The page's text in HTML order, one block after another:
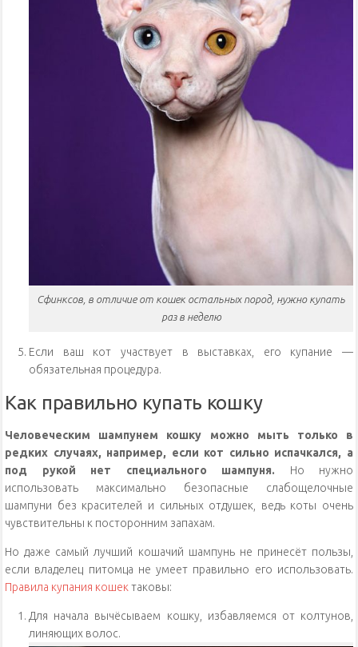
Сфинксов, в отличие от кошек остальных пород, нужно купать
раз в неделю
Если ваш кот участвует в выставках, его купание —
обязательная процедура.
Как правильно купать кошку
Человеческим шампунем кошку можно мыть только в
редких случаях, например, если кот сильно испачкался, а
под рукой нет специального шампуня. Но нужно
использовать максимально безопасные слабощелочные
шампуни без красителей и сильных отдушек, ведь коты очень
чувствительны к посторонним запахам.
Но даже самый лучший кошачий шампунь не принесёт пользы,
если владелец питомца не умеет правильно его использовать.
Правила купания кошек таковы:
Для начала вычёсываем кошку, избавляемся от колтунов,
линяющих волос.